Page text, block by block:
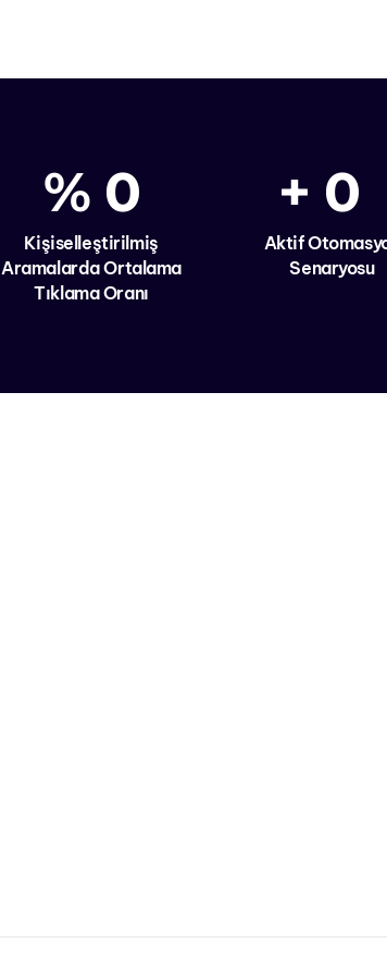
% 0
Kişiselleştirilmiş
Aramalarda Ortalama
Tıklama Oranı
+ 0
Aktif
Senaryosu